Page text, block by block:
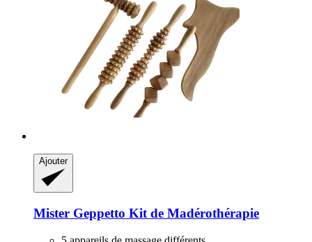
Ajouter
Mister Geppetto Kit de Madérothérapie